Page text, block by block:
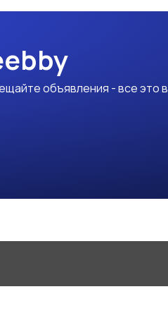
объявления - все это в